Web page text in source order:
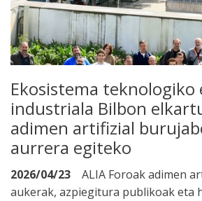
Ekosistema teknologiko
industriala Bilbon
adimen artifizial
aurrera egiteko
2026/04/23
ALIA Foroak adimen
aukerak, azpiegitura publikoak eta